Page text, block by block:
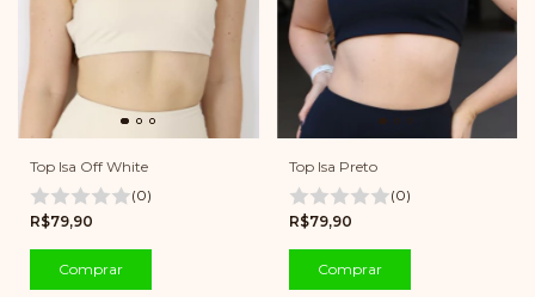
Top Isa Off White
(0)
R$79,90
Comprar
Top Isa Preto
(0)
R$79,90
Comprar